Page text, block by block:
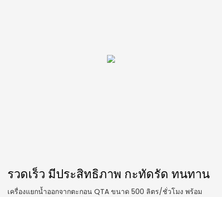
รวดเร็ว มีประสิทธิภาพ กะทัดรัด ทนทาน
เครื่องแยกน้ำออกจากตะกอน QTA ขนาด 500 ลิตร/ชั่วโมง พร้อม